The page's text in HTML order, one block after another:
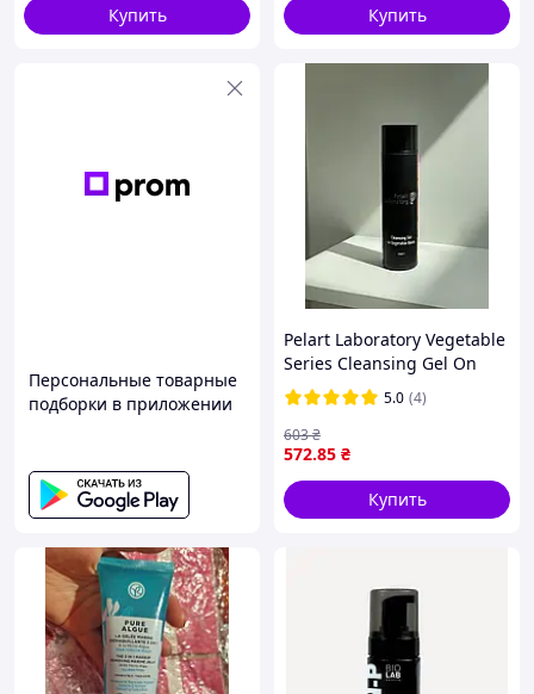
Купить
Купить
Персональные товарные
подборки в приложении
Pelart Laboratory Vegetable
Series Cleansing Gel On
Vegetable Basis Овощной
очищающий гель, 250 мл
5.0 (4)
572.85 ₴
603₴
Купить